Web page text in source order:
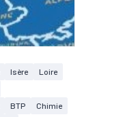
Isère
Loire
BTP
Chimie